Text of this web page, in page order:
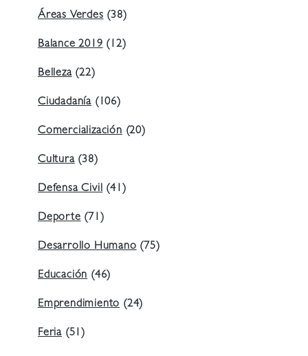
Áreas Verdes (38)
Balance 2019 (12)
Belleza(22)
Ciudadanía (106)
Comercialización (20)
Cultura(38)
Defensa Civil (41)
Deporte (71)
Desarrollo Humano (75)
Educación (46)
Emprendimiento (24)
Feria (51)